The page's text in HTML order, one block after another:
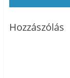
Hozzászólás